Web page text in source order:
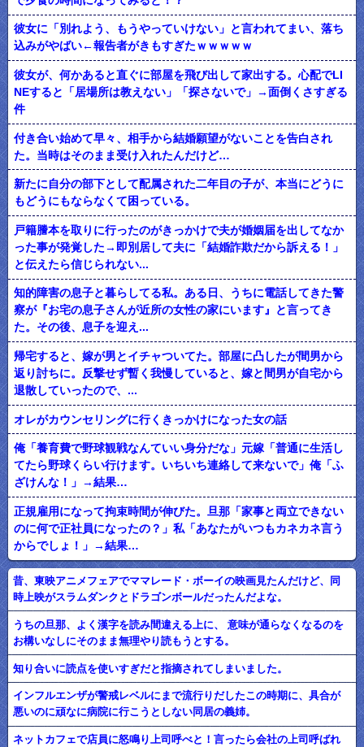
彼女に「別れよう、もうやっていけない」と言われてまい、落ち
込みがやばい←報告者がきもすぎたｗｗｗｗｗ
彼女が、何かあると直ぐに部屋を飛び出して家出する。心配でLI
NEすると「居場所は教えない」「探さないで」→面倒くさすぎる
件
付き合い始めて早々、相手から結婚願望がないことを告白され
た。当時はそのまま受け入れたんだけど…
新たに自分の部下として配属された二年目の子が、本当にどうに
もどうにもならなくて困っている。
戸籍謄本を取りに行ったのがきっかけで夫が婚姻届を出してなか
った事が発覚した→即別居して夫に「結婚詐欺だから訴える！」
と伝えたら信じられない...
知的障害の息子と暮らしてる私。ある日、うちに電話してきた警
察が『お宅の息子さんが近所の女性の家にいます』と言ってき
た。その後、息子を迎え...
帰宅すると、嫁が男とイチャついてた。部屋に凸したが間男から
返り討ちに。反撃せず暫く我慢していると、嫁と間男が自宅から
退散していったので、...
オレがカウンセリングに行くきっかけになった女の話
俺「養育費で野球観戦なんていい身分だな」元嫁「普通に生活し
てたら野球くらい行けます。いちいち連絡して来ないで」俺「ふ
ざけんな！」→結果…
正規雇用になって拘束時間が伸びた。旦那「家事と両立できない
のに何で正社員になったの？」私「あなたがいつもカネカネ言う
からでしょ！」→結果…
昔、東映アニメフェアでママレード・ボーイの映画見たんだけど、同
時上映がスラムダンクとドラゴンボールだったんだよな。
うちの旦那、よく漢字を読み間違える上に、 意味が通らなくなるのを
お構いなしにそのまま無理やり読もうとする。
知り合いに読点を使いすぎだと指摘されてしまいました。
インフルエンザが警戒レベルにまで流行りだしたこの時期に、具合が
悪いのに頑なに病院に行こうとしない同居の義姉。
ネットカフェで店員に怒鳴り上司呼べと！言ったら会社の上司呼ばれ